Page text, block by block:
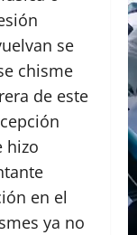
se
chisme
de este
hizo
en el
ya no